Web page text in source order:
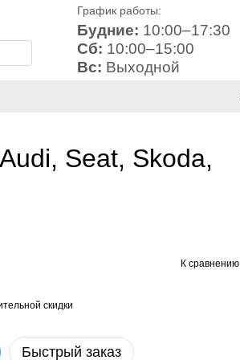
График работы:
Будние: 10:00–17:30
Сб: 10:00–15:00
Вс: Выходной
Seat, Skoda,
К сравнению
скидки
Быстрый заказ